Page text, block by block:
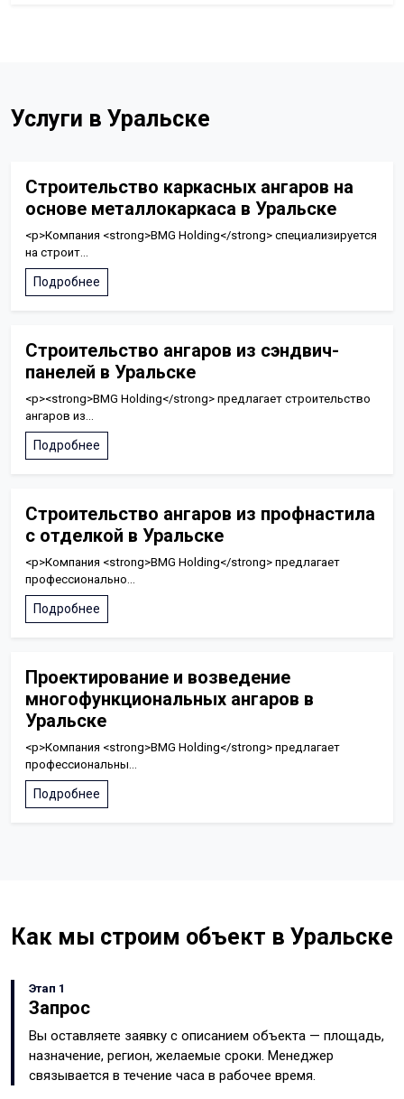
Услуги в Уральске
Строительство каркасных ангаров на
основе металлокаркаса в Уральске
<p>Компания <strong>BMG Holding</strong> специализируется
на строит...
Подробнее
Строительство ангаров из сэндвич-
панелей в Уральске
<p><strong>BMG Holding</strong> предлагает строительство
ангаров из...
Подробнее
Строительство ангаров из профнастила
с отделкой в Уральске
<p>Компания <strong>BMG Holding</strong> предлагает
профессионально...
Подробнее
Проектирование и возведение
многофункциональных ангаров в
Уральске
<p>Компания <strong>BMG Holding</strong> предлагает
профессиональны...
Подробнее
Как мы строим объект в Уральске
Этап 1
Запрос
Вы оставляете заявку с описанием объекта — площадь,
назначение, регион, желаемые сроки. Менеджер
связывается в течение часа в рабочее время.